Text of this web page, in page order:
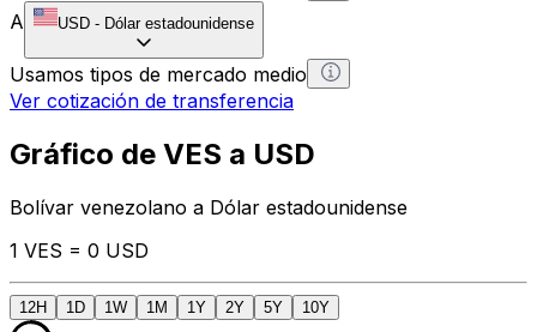
A
USD - Dólar estadounidense
Usamos tipos de mercado medio
Ver cotización de transferencia
Gráfico de VES a USD
Bolívar venezolano a Dólar estadounidense
1 VES = 0 USD
12H 1D 1W 1M 1Y 2Y 5Y 10Y